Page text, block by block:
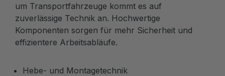
um Transportfahrzeuge kommt es auf
zuverlässige Technik an. Hochwertige
Komponenten sorgen für mehr Sicherheit und
effizientere Arbeitsabläufe.
Hebe- und Montagetechnik